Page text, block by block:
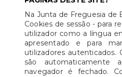
Na Junta de Freguesia de
Cookies de sessão - para
utilizador como a língua
apresentado e para
utilizadores autenticados.
são automaticamente
navegador é fechado.